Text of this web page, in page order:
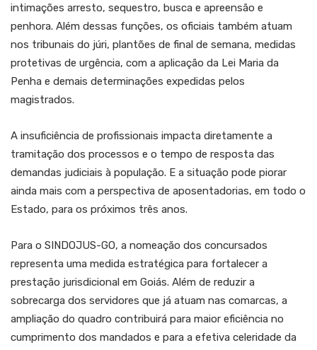
intimações arresto, sequestro, busca e apreensão e
penhora. Além dessas funções, os oficiais também atuam
nos tribunais do júri, plantões de final de semana, medidas
protetivas de urgência, com a aplicação da Lei Maria da
Penha e demais determinações expedidas pelos
magistrados.
A insuficiência de profissionais impacta diretamente a
tramitação dos processos e o tempo de resposta das
demandas judiciais à população. E a situação pode piorar
ainda mais com a perspectiva de aposentadorias, em todo o
Estado, para os próximos três anos.
Para o SINDOJUS-GO, a nomeação dos concursados
representa uma medida estratégica para fortalecer a
prestação jurisdicional em Goiás. Além de reduzir a
sobrecarga dos servidores que já atuam nas comarcas, a
ampliação do quadro contribuirá para maior eficiência no
cumprimento dos mandados e para a efetiva celeridade da